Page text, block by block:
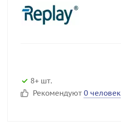
8+ шт.
Рекомендуют 0 человек